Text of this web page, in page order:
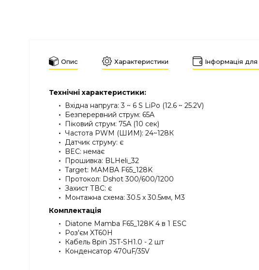
Опис Характеристики Інформація
Технічні характеристики:
Вхідна напруга: 3 ~ 6 S LiPo (12.6 ~ 25.2V)
Безперервний струм: 65A
Піковий струм: 75А (10 сек)
Частота PWM (ШИМ): 24~128К
Датчик струму: є
BEC: немає
Прошивка: BLHeli_32
Target: MAMBA F65_128K
Протокол: Dshot 300/600/1200
Захист ТВС: є
Монтажна схема: 30.5 х 30.5мм, М3
Комплектація
Diatone Mamba F65_128K 4 в 1 ESC
Роз'єм XT60H
Кабель 8pin JST-SH1.0 - 2 шт
Конденсатор 470uF/35V